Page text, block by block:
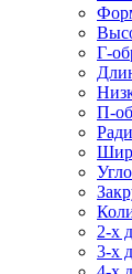
Г-
П-
2-х
3-х